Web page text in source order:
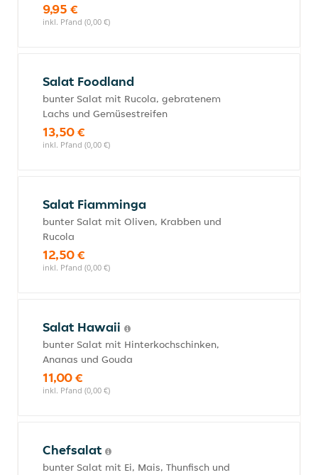
9,95 €
inkl. Pfand (0,00 €)
Salat Foodland
bunter Salat mit Rucola, gebratenem
Lachs und Gemüsestreifen
13,50 €
inkl. Pfand (0,00 €)
Salat Fiamminga
bunter Salat mit Oliven, Krabben und
Rucola
12,50 €
inkl. Pfand (0,00 €)
Salat Hawaii
bunter Salat mit Hinterkochschinken,
Ananas und Gouda
11,00 €
inkl. Pfand (0,00 €)
Chefsalat
bunter Salat mit Ei, Mais, Thunfisch und